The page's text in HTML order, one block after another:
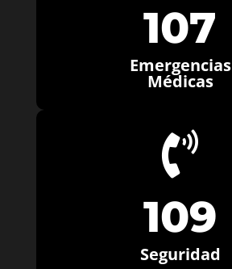
107
Emergencias
Médicas

109
Seguridad